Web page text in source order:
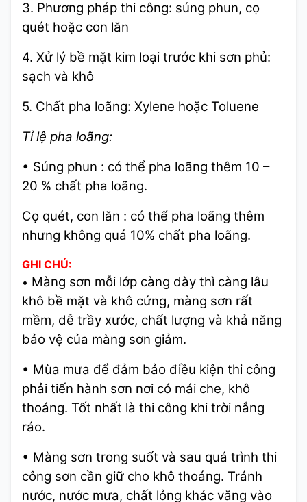
3. Phương pháp thi công: súng phun, cọ
quét hoặc con lăn
4. Xử lý bề mặt kim loại trước khi sơn phủ:
sạch và khô
5. Chất pha loãng: Xylene hoặc Toluene
Tỉ lệ pha loãng:
• Súng phun : có thể pha loãng thêm 10 –
20 % chất pha loãng.
Cọ quét, con lăn : có thể pha loãng thêm
nhưng không quá 10% chất pha loãng.
GHI CHÚ:
• Màng sơn mỗi lớp càng dày thì càng lâu
khô bề mặt và khô cứng, màng sơn rất
mềm, dễ trầy xước, chất lượng và khả năng
bảo vệ của màng sơn giảm.
• Mùa mưa để đảm bảo điều kiện thi công
phải tiến hành sơn nơi có mái che, khô
thoáng. Tốt nhất là thi công khi trời nắng
ráo.
• Màng sơn trong suốt và sau quá trình thi
công sơn cần giữ cho khô thoáng. Tránh
nước, nước mưa, chất lỏng khác văng vào